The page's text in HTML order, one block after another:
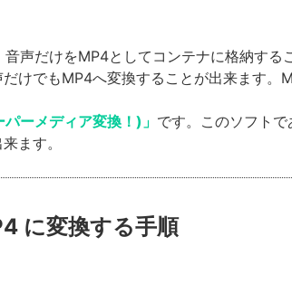
声だけをMP4としてコンテナに格納す
けでもMP4へ変換することが出来ます
ーメディア変換！)」 です。このソフト
ます。
に変換する手順